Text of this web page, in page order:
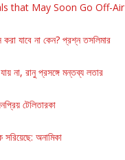
that May Soon Go Off-Air
করা যাবে না কেন? প্রশ্ন তসলিমার
না, রানু প্রসঙ্গে মন্তব্য লতার
টেলিতারকা
অনামিকা